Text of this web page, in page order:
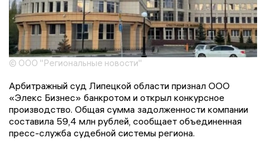
© ООО "Региональные новости"
Арбитражный суд Липецкой области признал ООО
«Элекс Бизнес» банкротом и открыл конкурсное
производство. Общая сумма задолженности компании
составила 59,4 млн рублей, сообщает объединенная
пресс-служба судебной системы региона.